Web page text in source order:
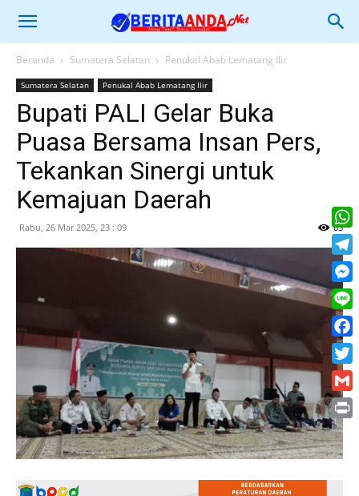
Beranda Sumatera Selatan Penukal Abab Lematang Ilir
Sumatera Selatan Penukal Abab Lematang Ilir
Bupati PALI Gelar Buka
Puasa Bersama Insan Pers,
Tekankan Sinergi untuk
Kemajuan Daerah
Rabu, 26 Mar 2025, 23 : 09 63
Line
Print